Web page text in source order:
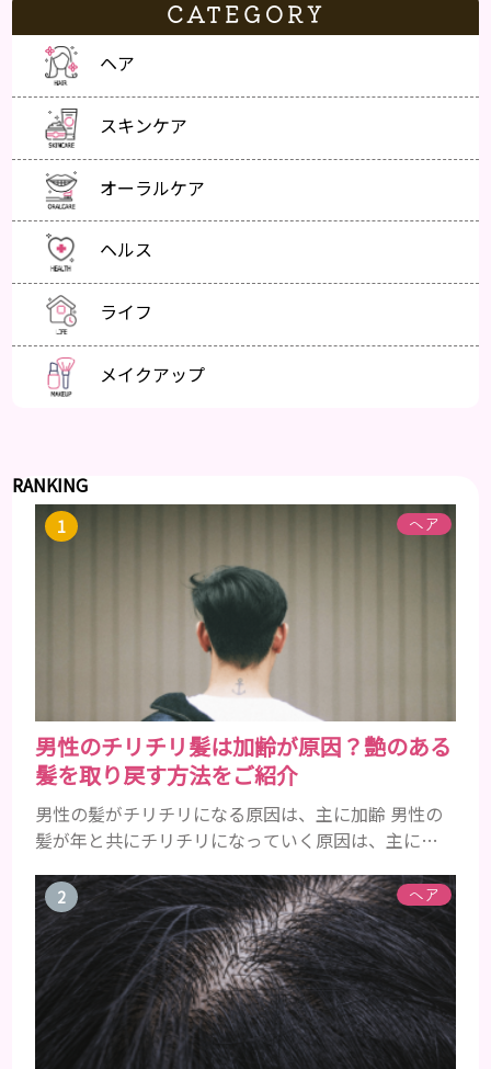
CATEGORY
ヘア
スキンケア
オーラルケア
ヘルス
ライフ
メイクアップ
RANKING
ヘア
男性のチリチリ髪は加齢が原因？艶のある
髪を取り戻す方法をご紹介
男性の髪がチリチリになる原因は、主に加齢 男性の
髪が年と共にチリチリになっていく原因は、主に加
にツヤがあった男性も、いつのまにか髪がチリチリ
でペタンとするようになったと感じる人もいるでし
ょう。特に大人の男性としての魅力が出てくる40代
以降の男性に悩んでいる人が多い傾向があります。
髪が生え変わるサイクルは、年齢と共に乱れていき
ます。髪が太くならないま...
ヘア